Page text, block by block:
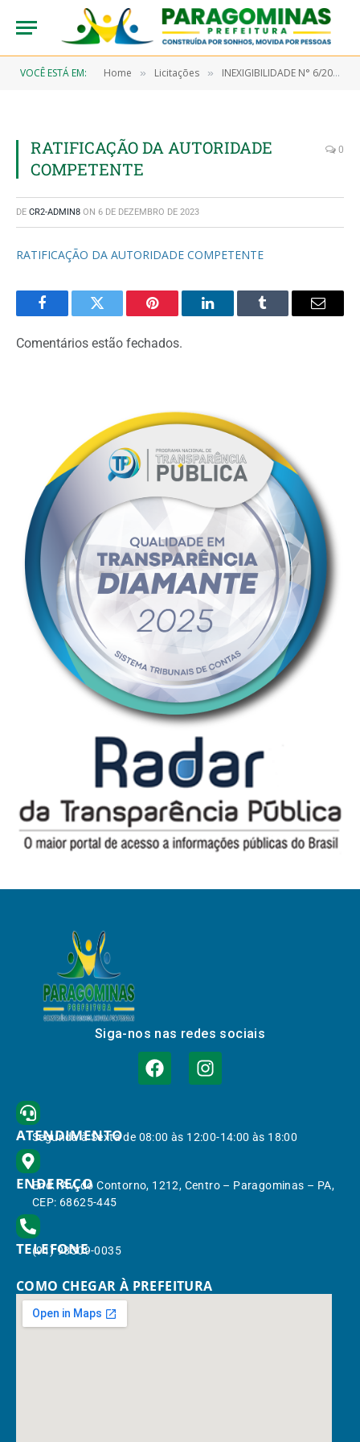
VOCÊ ESTÁ EM: Home » Licitações » INEXIGIBILIDADE N° 6/2022-00018 (CONTRATAÇÃO DE PROFISSIONAIS DO SETOR ARTÍSTICO, DE RECONHECIMENTO PERANTE A OPNIÃO PÚBLICA ESTADUAL, PARA REALIZAÇÃO DE SHOW MUSICAL DURANTE O RÉVEILLON 2022/2023)
RATIFICAÇÃO DA AUTORIDADE
COMPETENTE
0
DE CR2-ADMIN8 ON 6 DE DEZEMBRO DE 2023
RATIFICAÇÃO DA AUTORIDADE COMPETENTE
FacebookTwitter Pinterest LinkedInTumblr Email
Comentários estão fechados.
Siga-nos nas redes sociais
ATENDIMENTO
Segunda à Sexta de 08:00 às 12:00-14:00 às 18:00
ENDEREÇO
End.: Av. do Contorno, 1212, Centro – Paragominas – PA,
CEP: 68625-445
TELEFONE
(91) 98309-0035
COMO CHEGAR À PREFEITURA